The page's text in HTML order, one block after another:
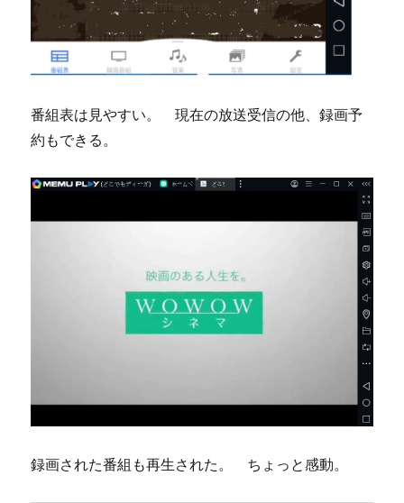
番組表は見やすい。 現在の放送受信の他、録画予
約もできる。
録画された番組も再生された。 ちょっと感動。